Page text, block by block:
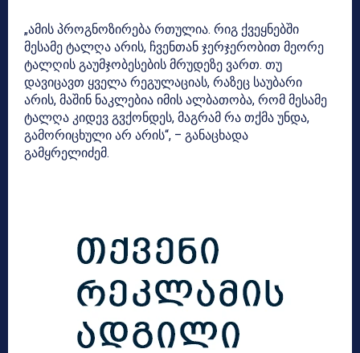
„ამის პროგნოზირება რთულია. რიგ ქვეყნებში
მესამე ტალღა არის, ჩვენთან ჯერჯერობით მეორე
ტალღის გაუმჯობესების მრუდეზე ვართ. თუ
დავიცავთ ყველა რეგულაციას, რაზეც საუბარი
არის, მაშინ ნაკლებია იმის ალბათობა, რომ მესამე
ტალღა კიდევ გვქონდეს, მაგრამ რა თქმა უნდა,
გამორიცხული არ არის“, – განაცხადა
გამყრელიძემ.